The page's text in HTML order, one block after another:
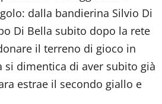
dalla bandierina Silvio Di
Di Bella subito dopo la rete
il terreno di gioco in
dimentica di aver subito già
estrae il secondo giallo e